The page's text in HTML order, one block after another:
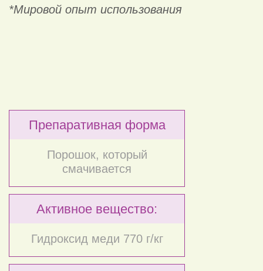
*Мировой опыт использования
Препаративная форма
Порошок, который
смачивается
Активное вещество:
Гидроксид меди 770 г/кг